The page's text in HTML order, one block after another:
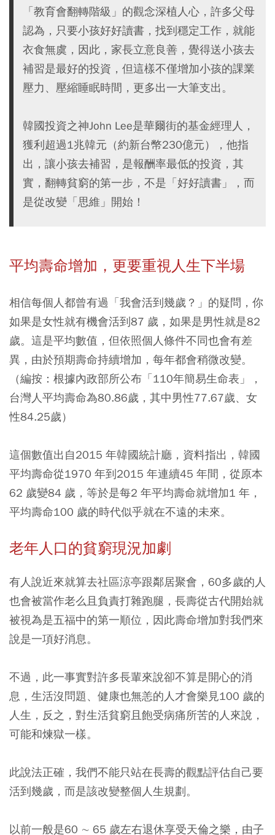
「教育會翻轉階級」的觀念深植人心，許多父母
認為，只要小孩好好讀書，找到穩定工作，就能
衣食無虞，因此，家長立意良善，覺得送小孩去
補習是最好的投資，但這樣不僅增加小孩的課業
壓力、壓縮睡眠時間，更多出一大筆支出。
韓國投資之神John Lee是華爾街的基金經理人，
獲利超過1兆韓元（約新台幣230億元），他指
出，讓小孩去補習，是報酬率最低的投資，其
實，翻轉貧窮的第一步，不是「好好讀書」，而
是從改變「思維」開始！
平均壽命增加，更要重視人生下半場
相信每個人都曾有過「我會活到幾歲？」的疑問，你
如果是女性就有機會活到87 歲，如果是男性就是82
歲。這是平均數值，但依照個人條件不同也會有差
異，由於預期壽命持續增加，每年都會稍微改變。
（編按：根據內政部所公布「110年簡易生命表」，
台灣人平均壽命為80.86歲，其中男性77.67歲、女
性84.25歲）
這個數值出自2015 年韓國統計廳，資料指出，韓國
平均壽命從1970 年到2015 年連續45 年間，從原本
62 歲變84 歲，等於是每2 年平均壽命就增加1 年，
平均壽命100 歲的時代似乎就在不遠的未來。
老年人口的貧窮現況加劇
有人說近來就算去社區涼亭跟鄰居聚會，60多歲的人
也會被當作老么且負責打雜跑腿，長壽從古代開始就
被視為是五福中的第一順位，因此壽命增加對我們來
說是一項好消息。
不過，此一事實對許多長輩來說卻不算是開心的消
息，生活沒問題、健康也無恙的人才會樂見100 歲的
人生，反之，對生活貧窮且飽受病痛所苦的人來說，
可能和煉獄一樣。
此說法正確，我們不能只站在長壽的觀點評估自己要
活到幾歲，而是該改變整個人生規劃。
以前一般是60 ∼ 65 歲左右退休享受天倫之樂，由子